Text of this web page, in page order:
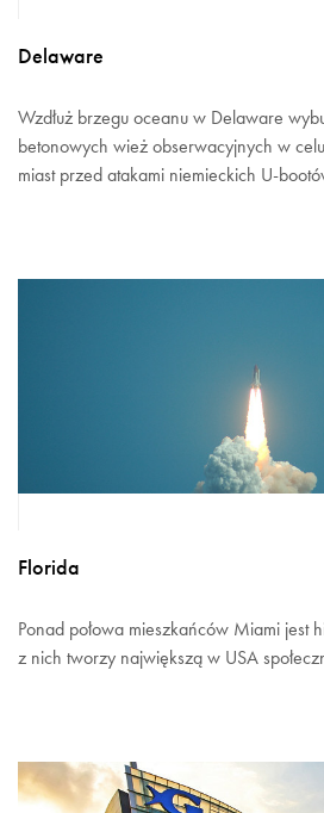
Delaware
Wzdłuż brzegu oceanu w Delaware
betonowych wież obserwacyjnych w
miast przed atakami niemieckich U-
Florida
Ponad połowa mieszkańców Miami jest
z nich tworzy największą w USA